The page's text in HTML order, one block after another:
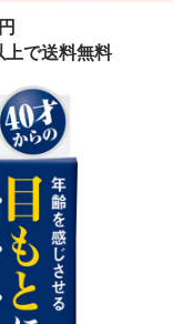
上で送料無料